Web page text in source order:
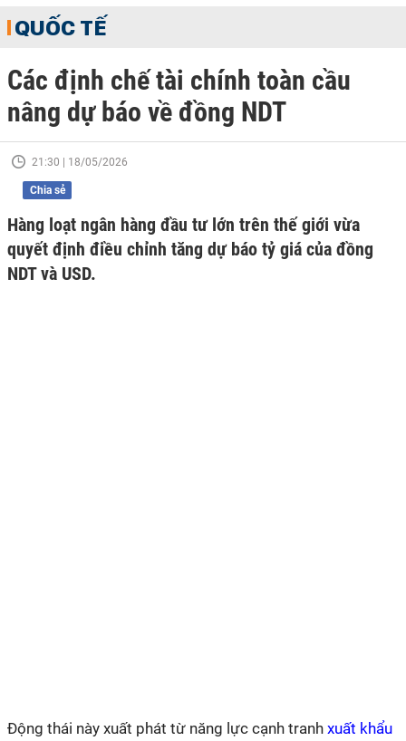
QUỐC TẾ
Các định chế tài chính toàn cầu
nâng dự báo về đồng NDT
21:30 | 18/05/2026
Chia sẻ
Hàng loạt ngân hàng đầu tư lớn trên thế giới vừa
quyết định điều chỉnh tăng dự báo tỷ giá của đồng
NDT và USD.
Động thái này xuất phát từ năng lực cạnh tranh xuất khẩu